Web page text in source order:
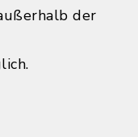
der